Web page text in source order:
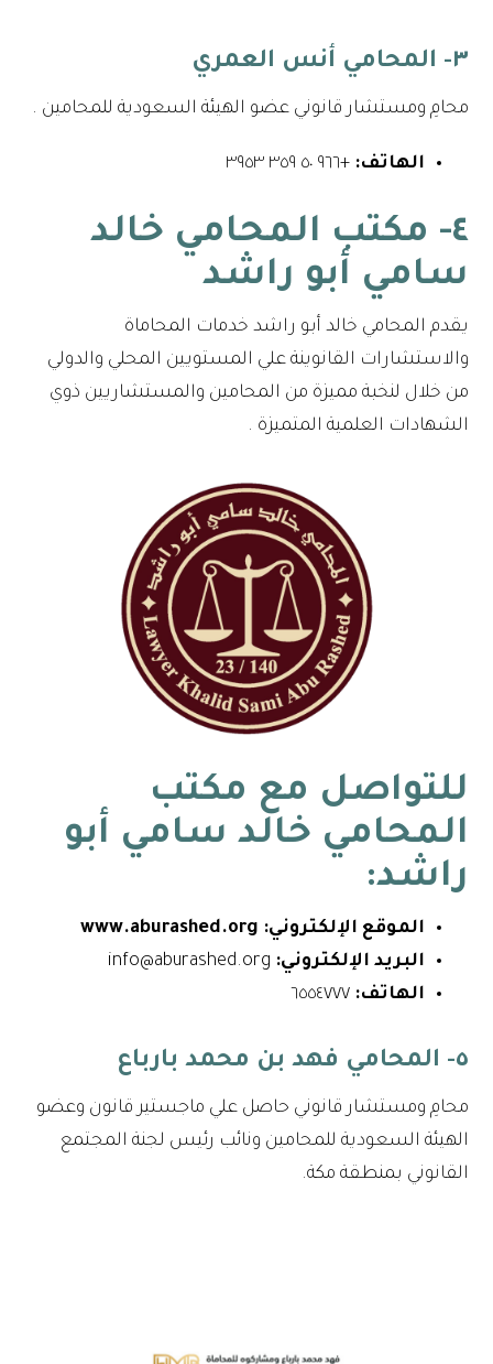
٣- المحامي أنس العمري
محامِ ومستشار قانوني عضو الهيئة السعودية للمحامين .
الهاتف: +٩٦٦ ٥٠ ٣٥٩ ٣٩٥٣
٤- مكتب المحامي خالد
سامي أبو راشد
يقدم المحامي خالد أبو راشد خدمات المحاماة
والاستشارات القانوينة علي المستويين المحلي والدولي
من خلال لنخبة مميزة من المحامين والمستشاريين ذوي
الشهادات العلمية المتميزة .
للتواصل مع مكتب
المحامي خالد سامي أبو
راشد:
الموقع الإلكتروني: www.aburashed.org
البريد الإلكتروني:
الهاتف: ٦٥٥٤٧٧٧
٥- المحامي فهد بن محمد بارباع
محامِ ومستشار قانوني حاصل علي ماجستير قانون وعضو
الهيئة السعودية للمحامين ونائب رئيس لجنة المجتمع
القانوني بمنطقة مكة.